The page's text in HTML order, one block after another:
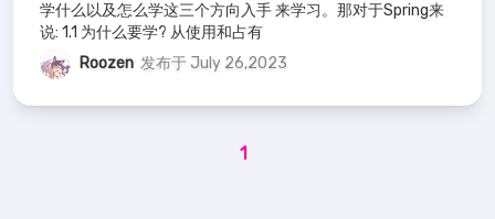
学什么以及怎么学这三个方向入手 来学习。那对于Spring来
说: 1.1 为什么要学? 从使用和占有
Roozen 发布于 July 26,2023
1